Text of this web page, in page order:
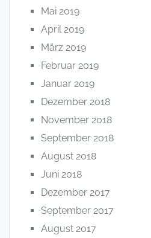
Mai 2019
April 2019
März 2019
Februar 2019
Januar 2019
Dezember 2018
November 2018
September 2018
August 2018
Juni 2018
Dezember 2017
September 2017
August 2017